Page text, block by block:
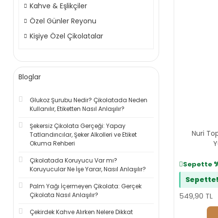
Kahve & Eşlikçiler
Özel Günler Reyonu
Kişiye Özel Çikolatalar
Bloglar
Glukoz Şurubu Nedir? Çikolatada Neden
Kullanılır, Etiketten Nasıl Anlaşılır?
Şekersiz Çikolata Gerçeği: Yapay
Tatlandırıcılar, Şeker Alkolleri ve Etiket
Okuma Rehberi
Çikolatada Koruyucu Var mı?
Koruyucular Ne İşe Yarar, Nasıl Anlaşılır?
Palm Yağı İçermeyen Çikolata: Gerçek
Çikolata Nasıl Anlaşılır?
Çekirdek Kahve Alırken Nelere Dikkat
Nuri
Sepette
Sepette
549,90 TL